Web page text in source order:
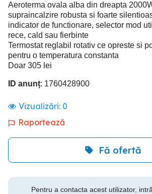
Aeroterma ovala alba din dreapta
supraincalzire robusta si foarte
indicator de functionare, selector mod
rece, cald sau fierbinte
Termostat reglabil rotativ ce opreste si
pentru o temperatura constanta
Doar 305 lei
ID anunț: 1760428900
Vizualizări: 0
Raportează
Fă ofertă
Pentru a contacta acest utilizator,